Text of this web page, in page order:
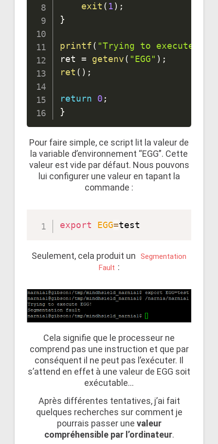
exit ( 1) ;
}
printf( "Trying to execute
ret = getenv( "EGG" ) ;
ret ( ) ;
return 0 ;
}
Pour faire simple, ce script lit la valeur de
la variable d’environnement “EGG”. Cette
valeur est vide par défaut. Nous pouvons
lui configurer une valeur en tapant la
commande :
export EGG=test
Seulement, cela produit un
Segmentation
Fault :
Cela signifie que le processeur ne
comprend pas une instruction et que par
conséquent il ne peut pas l’exécuter. Il
s’attend en effet à une valeur de EGG soit
exécutable…
Après différentes tentatives, j’ai fait
quelques recherches sur comment je
pourrais passer une valeur
compréhensible par l’ordinateur.